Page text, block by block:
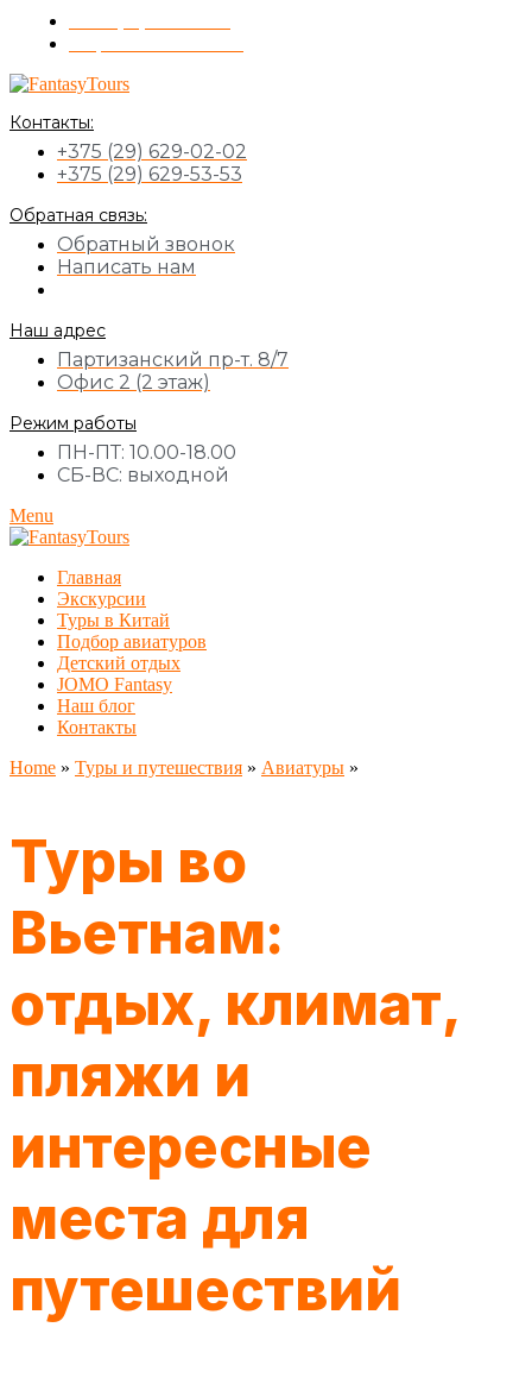
Контакты:
+375 (29) 629-02-02
+375 (29) 629-53-53
Обратная связь:
Обратный звонок
Написать нам
Наш адрес
Партизанский пр-т. 8/7
Офис 2 (2 этаж)
Режим работы
ПН-ПТ: 10.00-18.00
СБ-ВС: выходной
Menu
Главная
Экскурсии
Туры в Китай
Подбор авиатуров
Детский отдых
JOMO Fantasy
Наш блог
Контакты
Home » Туры и путешествия » Авиатуры »
Туры во
Вьетнам:
отдых, климат,
пляжи и
интересные
места для
путешествий